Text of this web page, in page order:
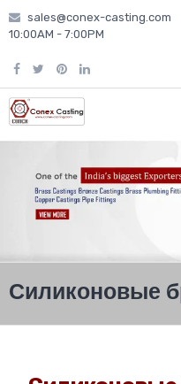
Skip
to
sales@conex-casting.com
10:00AM - 7:00PM
Силиконовые